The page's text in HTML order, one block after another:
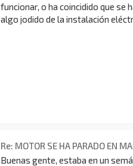
funcionar, o ha coincidido que se
algo jodido de la instalación
Re: MOTOR SE HA PARADO EN
Buenas gente, estaba en un